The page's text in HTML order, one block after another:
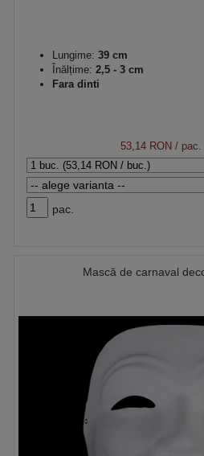
Lungime: 39 cm
Înălțime: 2,5 - 3 cm
Fara dinti
53,14 RON/ pac.
pac.
Mască de carnaval